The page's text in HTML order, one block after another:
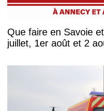
Que faire en Savoie